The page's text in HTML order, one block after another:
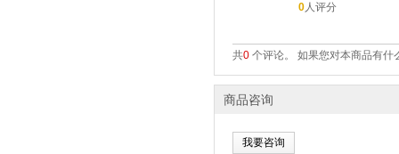
0人评分
共0 个评论。 如果您对本商品有什
商品咨询
我要咨询